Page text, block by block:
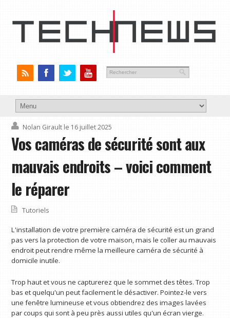
Nolan Girault le 16 juillet 2025
Vos caméras de sécurité sont aux
mauvais endroits – voici comment
le réparer
Tutoriels
L'installation de votre première caméra de sécurité est un grand
pas vers la protection de votre maison, mais le coller au mauvais
endroit peut rendre même la meilleure caméra de sécurité à
domicile inutile.
Trop haut et vous ne capturerez que le sommet des têtes. Trop
bas et quelqu'un peut facilement le désactiver. Pointez-le vers
une fenêtre lumineuse et vous obtiendrez des images lavées
par coups qui sont à peu près aussi utiles qu'un écran vierge.